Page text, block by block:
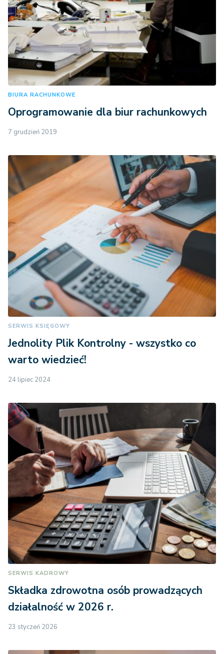
BIURA RACHUNKOWE
Oprogramowanie dla biur rachunkowych
7 grudzień 2019
SERWIS KSIĘGOWY
Jednolity Plik Kontrolny - wszystko co
warto wiedzieć!
24 lipiec 2024
SERWIS KADROWY
Składka zdrowotna osób prowadzących
działalność w 2026 r.
23 styczeń 2026